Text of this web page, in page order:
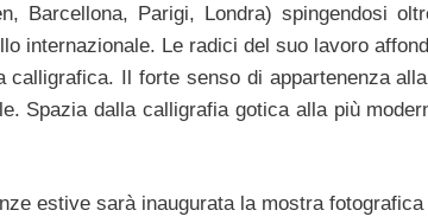
Barcellona, Parigi, Londra) spingendosi
internazionale. Le radici del suo lavoro
calligrafica. Il forte senso di appartenenza
Spazia dalla calligrafia gotica alla più
estive sarà inaugurata la mostra